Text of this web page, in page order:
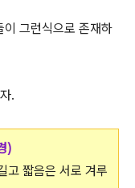
이 그런식으로 존재하
.
)
짧음은 서로 겨루